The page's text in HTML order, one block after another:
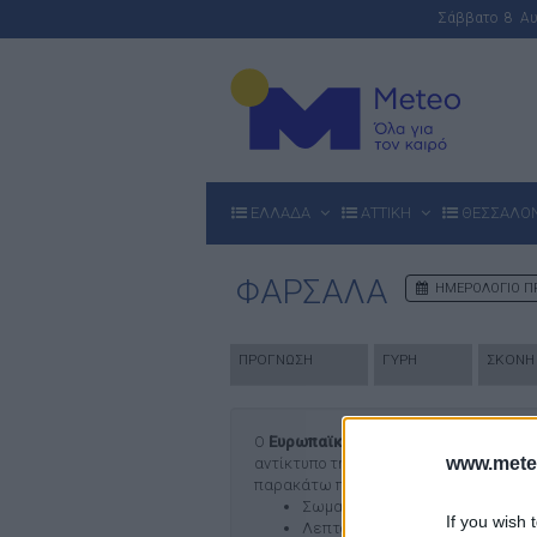
If you wish
Σάββατο 8
ΕΛΛΑΔΑ ΑΤΤΙΚΗ
ΦΑΡΣΑΛΑ ΗΜΕΡΟΛΟΓΙΟ
ΠΡΟΓΝΩΣΗ ΓΥΡΗ ΣΚΟΝΗ
Ο Ευρωπαϊκός Δείκτης Ποιότητας
αντίκτυπο της αέριας ρύπανσης στην
παρακάτω πέντε ρύπων:
Σωματίδια (PM10)
Λεπτόκοκκα σωματίδια (PM2.5)